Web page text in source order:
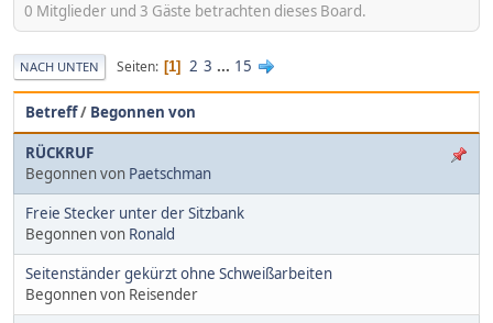
0 Mitglieder und 3 Gäste betrachten dieses Board.
NACH UNTEN Seiten 1 2 3 ... 15
Betreff/ Begonnen von
RÜCKRUF
Begonnen von Paetschman
Freie Stecker unter der Sitzbank
Begonnen von Ronald
Seitenständer gekürzt ohne Schweißarbeiten
Begonnen von Reisender